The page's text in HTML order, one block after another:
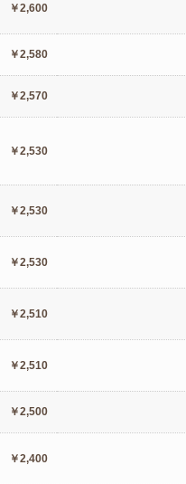
￥2,600
￥2,580
￥2,570
￥2,530
￥2,530
￥2,530
￥2,510
￥2,510
￥2,500
￥2,400